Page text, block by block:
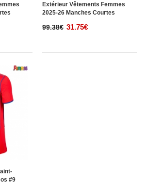
Extérieur Vêtements Femmes
2025-26 Manches Courtes
99.38€ 31.75€
#9